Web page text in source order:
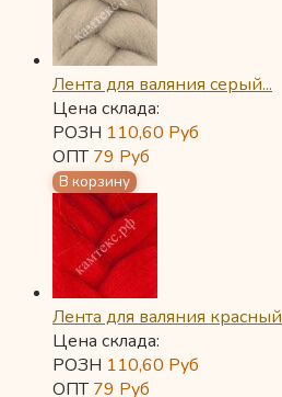
Лента для валяния серый...
Цена склада:
РОЗН 110,60 Руб
ОПТ79 Руб
Лента для валяния красный
Цена склада:
РОЗН 110,60 Руб
ОПТ79 Руб